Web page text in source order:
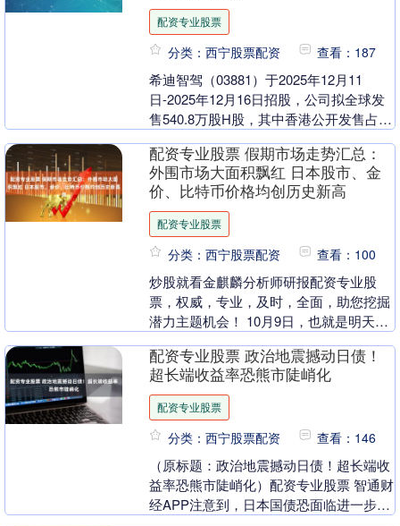
配资专业股票
分类：西宁股票配资 查看：187
希迪智驾（03881）于2025年12月11
日-2025年12月16日招股，公司拟全球发
售540.8万股H股，其中香港公开发售占约
配资专业股票 假期市场走势汇总：
外围市场大面积飘红 日本股市、金
价、比特币价格均创历史新高
配资专业股票
分类：西宁股票配资 查看：100
炒股就看金麒麟分析师研报配资专业股
票，权威，专业，及时，全面，助您挖掘
潜力主题机会！ 10月9日，也就是明天，
纵观全球股市，....
配资专业股票 政治地震撼动日债！
超长端收益率恐熊市陡峭化
配资专业股票
分类：西宁股票配资 查看：146
（原标题：政治地震撼动日债！超长端收
益率恐熊市陡峭化）配资专业股票 智通财
经APP注意到，日本国债恐面临进一步抛